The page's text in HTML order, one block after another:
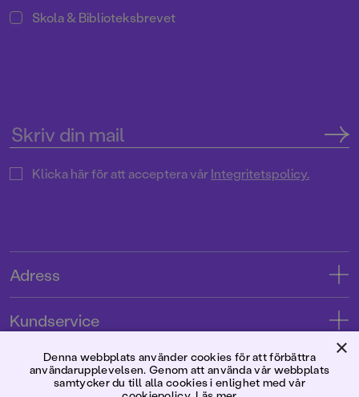
Skola & Biblioteksbrevet
Klicka här för att acceptera vårIntegritetspolicy.
Adress
Tryckerigatan 4
Kundservice
Kontakta oss
Kundservice
Förlaget
×
Denna webbplats använder cookies för att förbättra
användarupplevelsen. Genom att använda vår webbplats
samtycker du till alla cookies i enlighet med vår